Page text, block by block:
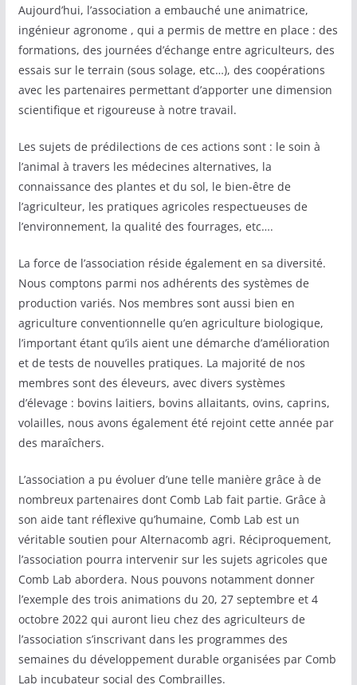
Aujourd’hui, l’association a embauché une animatrice,
ingénieur agronome , qui a permis de mettre en place : des
formations, des journées d’échange entre agriculteurs, des
essais sur le terrain (sous solage, etc…), des coopérations
avec les partenaires permettant d’apporter une dimension
scientifique et rigoureuse à notre travail.
Les sujets de prédilections de ces actions sont : le soin à
l’animal à travers les médecines alternatives, la
connaissance des plantes et du sol, le bien-être de
l’agriculteur, les pratiques agricoles respectueuses de
l’environnement, la qualité des fourrages, etc….
La force de l’association réside également en sa diversité.
Nous comptons parmi nos adhérents des systèmes de
production variés. Nos membres sont aussi bien en
agriculture conventionnelle qu’en agriculture biologique,
l’important étant qu’ils aient une démarche d’amélioration
et de tests de nouvelles pratiques. La majorité de nos
membres sont des éleveurs, avec divers systèmes
d’élevage : bovins laitiers, bovins allaitants, ovins, caprins,
volailles, nous avons également été rejoint cette année par
des maraîchers.
L’association a pu évoluer d’une telle manière grâce à de
nombreux partenaires dont Comb Lab fait partie. Grâce à
son aide tant réflexive qu’humaine, Comb Lab est un
véritable soutien pour Alternacomb agri. Réciproquement,
l’association pourra intervenir sur les sujets agricoles que
Comb Lab abordera. Nous pouvons notamment donner
l’exemple des trois animations du 20, 27 septembre et 4
octobre 2022 qui auront lieu chez des agriculteurs de
l’association s’inscrivant dans les programmes des
semaines du développement durable organisées par Comb
Lab incubateur social des Combrailles.